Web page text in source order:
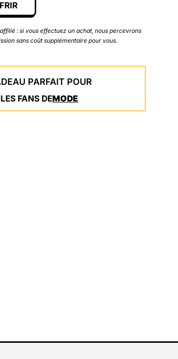
: si vous effectuez un achat, nous percevrons
sans coût supplémentaire pour vous.
PARFAIT POUR
FANS DEMODE